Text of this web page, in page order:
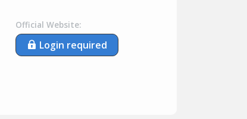
Official Website:
Login required